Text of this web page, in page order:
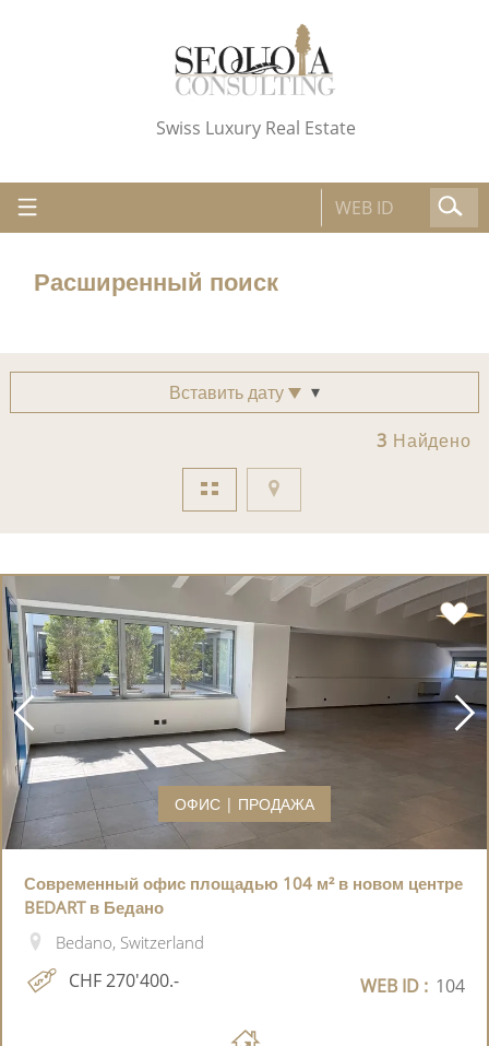
Swiss Luxury Real Estate
Расширенный поиск
Вставить дату
3 Найдено
ОФИС | ПРОДАЖА
Современный офис площадью 104 м² в новом центре
BEDART в Бедано
Bedano, Switzerland
CHF 270'400.- WEB ID : 104